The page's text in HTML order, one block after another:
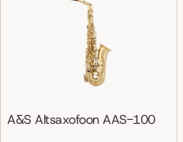
A&S Altsaxofoon AAS-100